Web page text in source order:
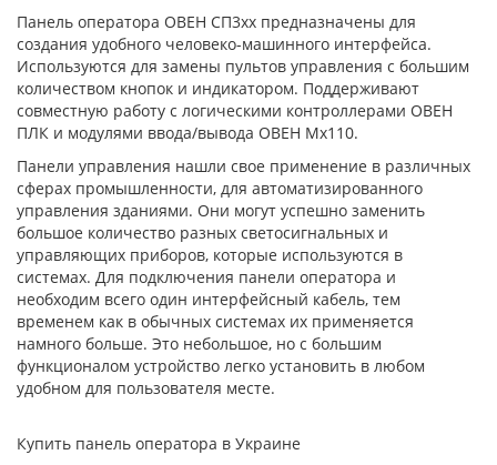
Панель оператора ОВЕН СП3xx предназначены для
создания удобного человеко-машинного интерфейса.
Используются для замены пультов управления с большим
количеством кнопок и индикатором. Поддерживают
совместную работу с логическими контроллерами ОВЕН
ПЛК и модулями ввода/вывода ОВЕН Mx110.
Панели управления нашли свое применение в различных
сферах промышленности, для автоматизированного
управления зданиями. Они могут успешно заменить
большое количество разных светосигнальных и
управляющих приборов, которые используются в
системах. Для подключения панели оператора и
необходим всего один интерфейсный кабель, тем
временем как в обычных системах их применяется
намного больше. Это небольшое, но с большим
функционалом устройство легко установить в любом
удобном для пользователя месте.
Купить панель оператора в Украине